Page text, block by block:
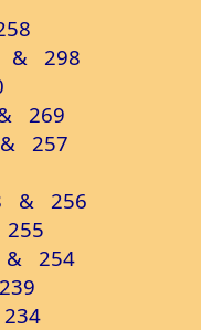
& 298
269
257
& 256
254